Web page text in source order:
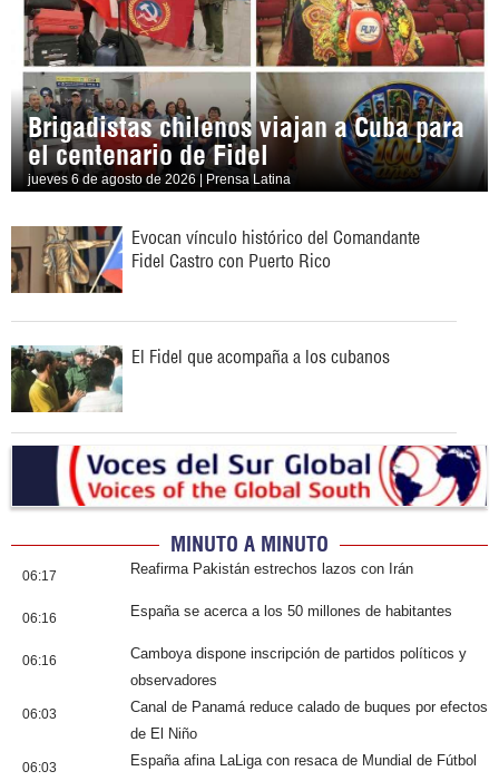
Brigadistas chilenos viajan a Cuba para
el centenario de Fidel
jueves 6 de agosto de 2026 | Prensa Latina
Evocan vínculo histórico del Comandante
Fidel Castro con Puerto Rico
El Fidel que acompaña a los cubanos
MINUTO A MINUTO
06:17 Reafirma Pakistán estrechos lazos con Irán
06:16 España se acerca a los 50 millones de habitantes
06:16
Camboya dispone inscripción de partidos políticos y
observadores
06:03
Canal de Panamá reduce calado de buques por efectos
de El Niño
06:03 España afina LaLiga con resaca de Mundial de Fútbol